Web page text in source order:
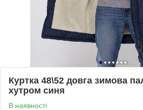
Куртка 48\52 довга зимова
хутром синя
В наявності